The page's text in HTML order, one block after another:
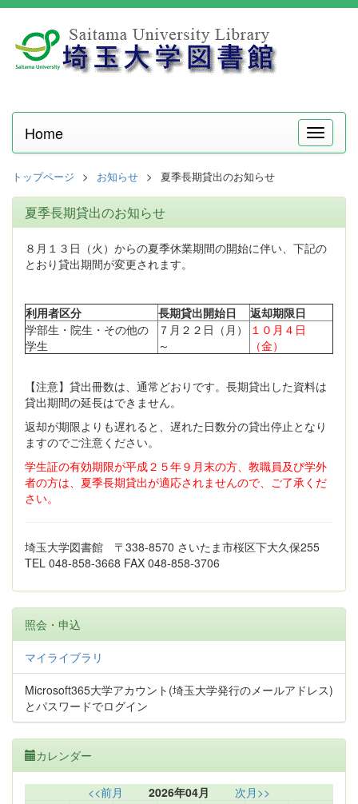
メ
ニ
Home
トップページ お知らせ 夏季長期貸出のお知らせ
夏季長期貸出のお知らせ
８月１３日（火）からの夏季休業期間の開始に伴い、下記の
とおり貸出期間が変更されます。
利用者区分 長期貸出開始日
返却期限日
学部生・院生・その他の
学生
７月２２日（月）
～
１０月４日
（金）
【注意】貸出冊数は、通常どおりです。長期貸出した資料は
貸出期間の延長はできません。
返却が期限よりも遅れると、遅れた日数分の貸出停止となり
ますのでご注意ください。
学生証の有効期限が平成２５年９月末の方、教職員及び学外
者の方は、夏季長期貸出が適応されませんので、ご了承くだ
さい。
埼玉大学図書館 〒338-8570 さいたま市桜区下大久保255
TEL 048-858-3668 FAX 048-858-3706
照会・申込
マイライブラリ
Microsoft365大学アカウント(埼玉大学発行のメールアドレス)
とパスワードでログイン
カレンダー
<<前月 2026年04月
次月>>